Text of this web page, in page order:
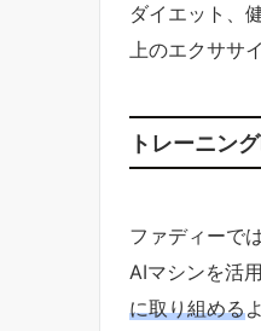
ダイエット、
上のエクササ
トレーニン
ファディーで
AIマシンを活
に取り組める